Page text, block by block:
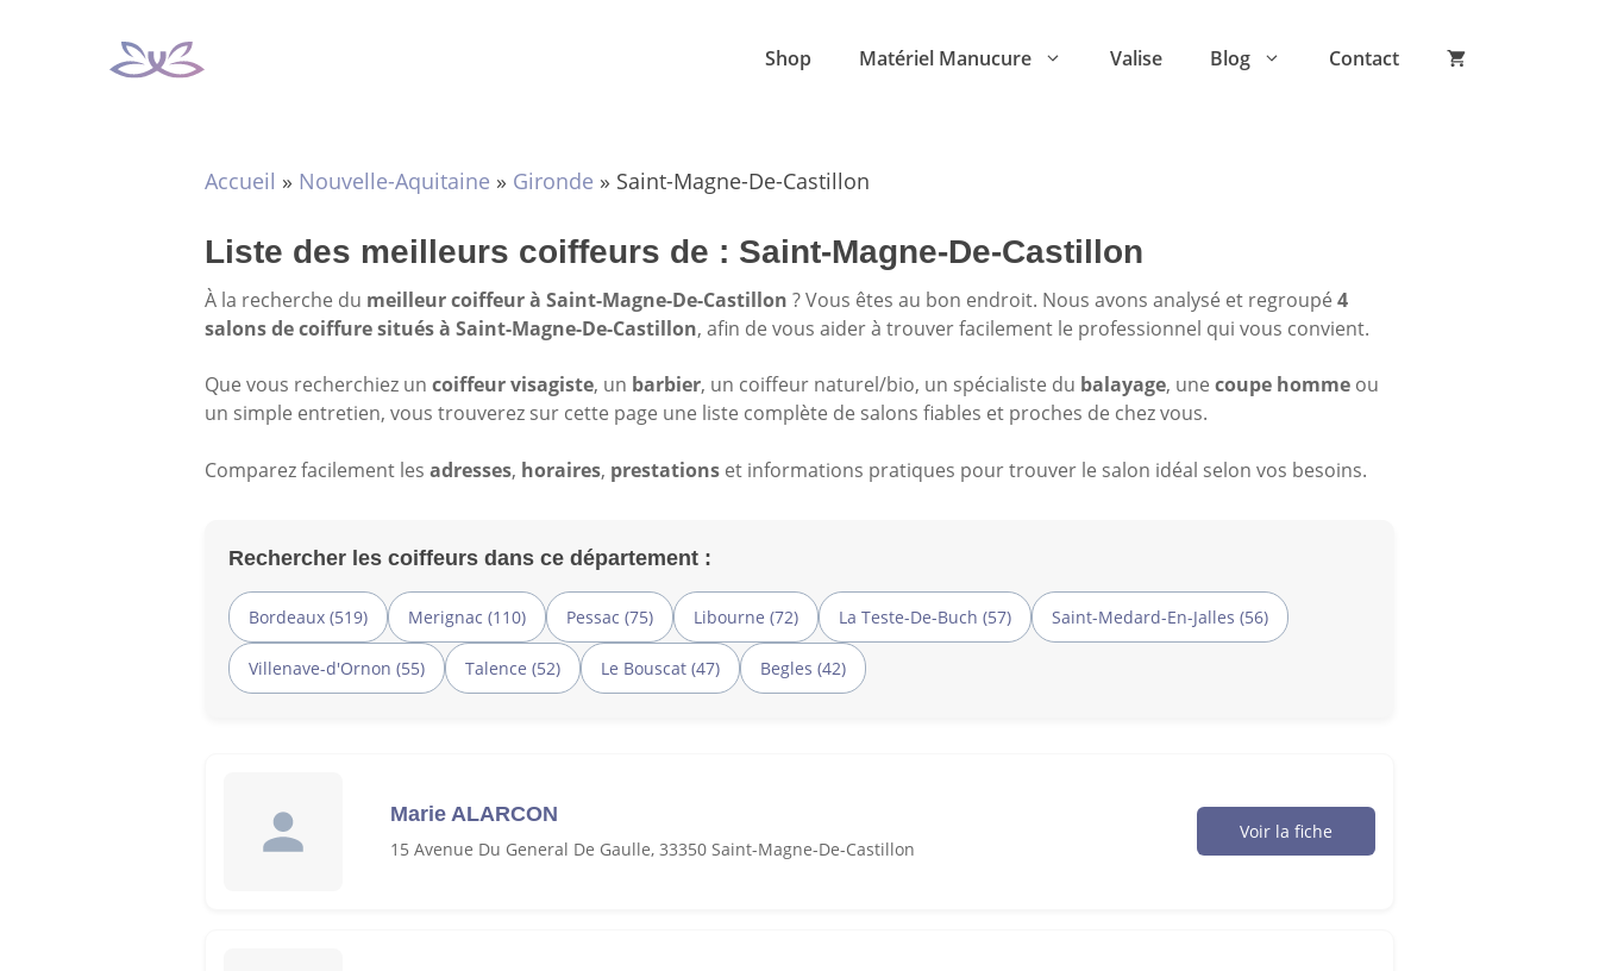
Shop Matériel Manucure Valise Blog Contact
Accueil » Nouvelle-Aquitaine » Gironde » Saint-Magne-De-Castillon
Liste des meilleurs coiffeurs de : Saint-Magne-De-Castillon
À la recherche du meilleur coiffeur à Saint-Magne-De-Castillon ? Vous êtes au bon endroit. Nous avons analysé et regroupé 4
salons de coiffure situés à Saint-Magne-De-Castillon, afin de vous aider à trouver facilement le professionnel qui vous convient.
Que vous recherchiez un coiffeur visagiste, un barbier, un coiffeur naturel/bio, un spécialiste du balayage, une coupe homme ou
un simple entretien, vous trouverez sur cette page une liste complète de salons fiables et proches de chez vous.
Comparez facilement les adresses, horaires, prestations et informations pratiques pour trouver le salon idéal selon vos besoins.
Rechercher les coiffeurs dans ce département :
Bordeaux (519) Merignac (110) Pessac (75) Libourne (72) La Teste-De-Buch (57) Saint-Medard-En-Jalles (56)
Villenave-d'Ornon (55) Talence (52) Le Bouscat (47) Begles (42)
Marie ALARCON
15 Avenue Du General De Gaulle, 33350 Saint-Magne-De-Castillon
Voir la fiche